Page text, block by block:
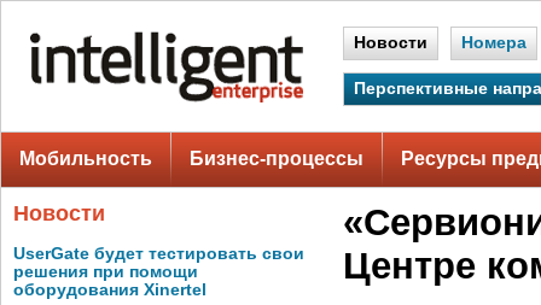
Новости Номера
Перспективные
Мобильность Бизнес-процессы Ресурсы
Новости
UserGate будет тестировать свои
решения при помощи
оборудования Xinertel
Центре